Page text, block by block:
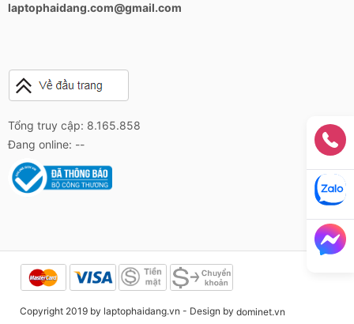
laptophaidang.com@gmail.com
Tổng truy cập: 8.165.858
Đang online: --
Copyright 2019 by laptophaidang.vn - Design by dominet.vn